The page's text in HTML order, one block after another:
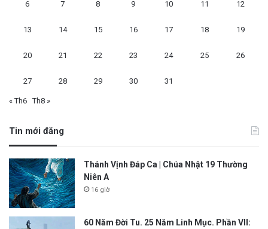
6 7 8 9 10 11 12
13 14 15 16 17 18 19
20 21 22 23 24 25 26
27 28 29 30 31
« Th6 Th8 »
Tin mới đăng
Thánh Vịnh Đáp Ca | Chúa Nhật 19 Thường
Niên A
16 giờ
60 Năm Đời Tu. 25 Năm Linh Mục. Phần VII: